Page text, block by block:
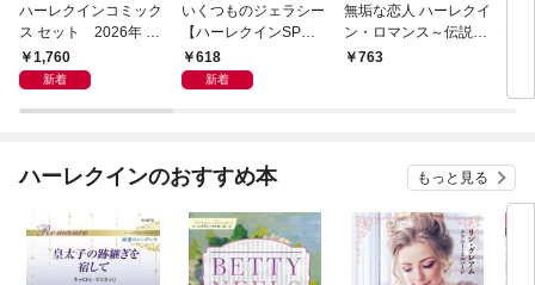
ハーレクインコミック
ス セット 2026年 vo
l.1216
1,760
新着
いくつものジェラシー
【ハーレクインSP文
庫版】
618
新着
無垢な恋人 ハーレクイ
ン・ロマンス～伝説の
名作選～【ハーレクイ
763
な
ハーレクインのおすすめ本 もっと見る